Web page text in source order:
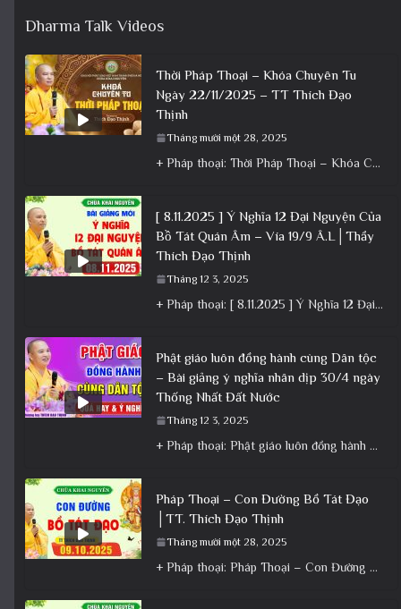
Dharma Talk Videos
Thời Pháp Thoại – Khóa Chuyên Tu
Ngày 22/11/2025 – TT Thích Đạo
Thịnh
Tháng mười một 28, 2025
+ Pháp thoại: Thời Pháp Thoại – Khóa Chuyên Tu Ngày 22/11/2025 – TT Thích Đạo Thịnh + Album: Pháp
[ 8.11.2025 ] Ý Nghĩa 12 Đại Nguyện Của
Bồ Tát Quán Âm – Vía 19/9 Â.L│Thầy
Thích Đạo Thịnh
Tháng 12 3, 2025
+ Pháp thoại: [ 8.11.2025 ] Ý Nghĩa 12 Đại Nguyện Của Bồ Tát Quán Âm – Vía 19/9 Â.L│Thầy
Phật giáo luôn đồng hành cùng Dân tộc
– Bài giảng ý nghĩa nhân dịp 30/4 ngày
Thống Nhất Đất Nước
Tháng 12 3, 2025
+ Pháp thoại: Phật giáo luôn đồng hành cùng Dân tộc – Bài giảng ý nghĩa nhân dịp 30/4 ngày
Pháp Thoại – Con Đường Bồ Tát Đạo
│TT. Thích Đạo Thịnh
Tháng mười một 28, 2025
+ Pháp thoại: Pháp Thoại – Con Đường Bồ Tát Đạo │TT. Thích Đạo Thịnh + Album: Pháp Thoại +